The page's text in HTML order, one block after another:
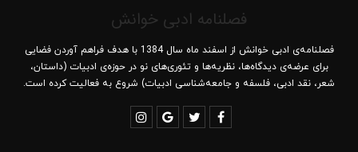
فصلنامه ادبی خوانش
فصلنامه‌ی ادبی خوانش از اسفند ماه سال 1384 با هدف فراهم آوردن فضایی
برای عرضه‌ی دیدگاه‌ها، نظریه‌ها و تئوری‌های نو در حوزه‌ی ادبیات (داستان،
شعر، نقد ادبی، فلسفه و جامعه‌شناسی ادبیات) شروع به فعالیت کرده است.